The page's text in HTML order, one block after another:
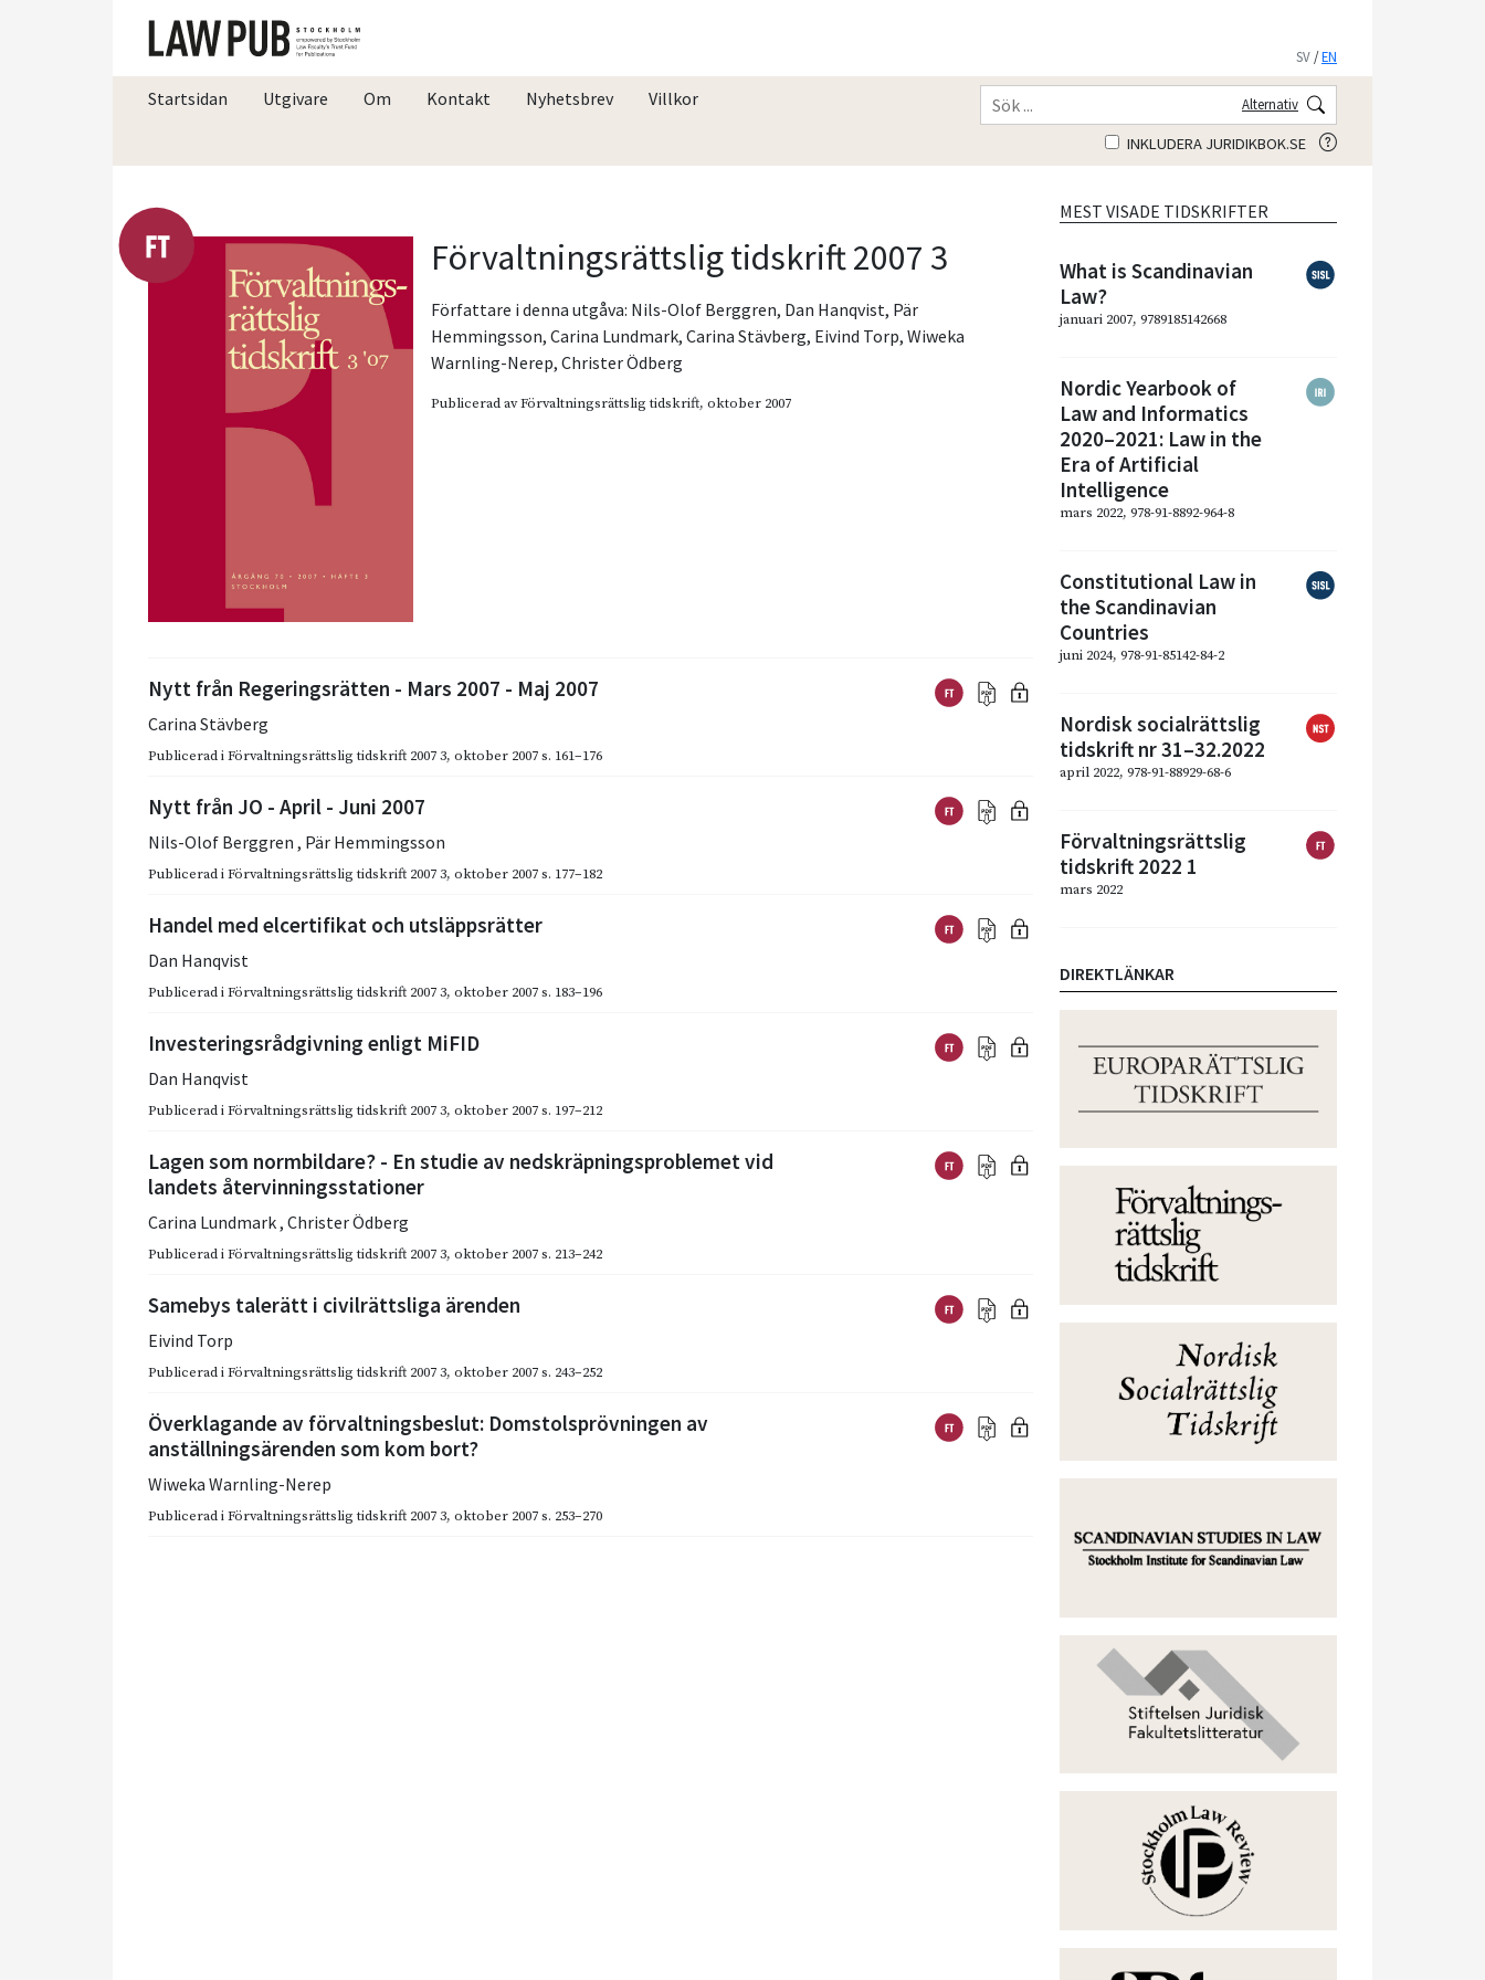
SV /EN
Startsidan Utgivare Om Kontakt Nyhetsbrev Villkor Alternativ
INKLUDERA JURIDIKBOK.SE
Förvaltningsrättslig tidskrift 2007 3
Författare i denna utgåva: Nils-Olof Berggren, Dan Hanqvist, Pär
Hemmingsson,Carina Lundmark,Carina Stävberg, Eivind Torp,Wiweka
Warnling-Nerep,Christer Ödberg
Publicerad avFörvaltningsrättslig tidskrift, oktober 2007
Nytt från Regeringsrätten - Mars 2007 - Maj 2007
Carina Stävberg
Publicerad iFörvaltningsrättslig tidskrift 2007 3, oktober 2007s. 161–176
Nytt från JO - April - Juni 2007
Nils-Olof Berggren , Pär Hemmingsson
Publicerad iFörvaltningsrättslig tidskrift 2007 3, oktober 2007s. 177–182
Handel med elcertifikat och utsläppsrätter
Dan Hanqvist
Publicerad iFörvaltningsrättslig tidskrift 2007 3, oktober 2007s. 183–196
Investeringsrådgivning enligt MiFID
Dan Hanqvist
Publicerad iFörvaltningsrättslig tidskrift 2007 3, oktober 2007s. 197–212
Lagen som normbildare? - En studie av nedskräpningsproblemet vid
landets återvinningsstationer
Carina Lundmark, Christer Ödberg
Publicerad iFörvaltningsrättslig tidskrift 2007 3, oktober 2007s. 213–242
Samebys talerätt i civilrättsliga ärenden
Eivind Torp
Publicerad iFörvaltningsrättslig tidskrift 2007 3, oktober 2007s. 243–252
Överklagande av förvaltningsbeslut: Domstolsprövningen av
anställningsärenden som kom bort?
Wiweka Warnling-Nerep
Publicerad iFörvaltningsrättslig tidskrift 2007 3, oktober 2007s. 253–270
MEST VISADE TIDSKRIFTER
What is Scandinavian
Law?
januari 2007, 9789185142668
Nordic Yearbook of
Law and Informatics
2020–2021: Law in the
Era of Artificial
Intelligence
mars 2022, 978-91-8892-964-8
Constitutional Law in
the Scandinavian
Countries
juni 2024, 978-91-85142-84-2
Nordisk socialrättslig
tidskrift nr 31–32.2022
april 2022, 978-91-88929-68-6
Förvaltningsrättslig
tidskrift 2022 1
mars 2022
DIREKTLÄNKAR